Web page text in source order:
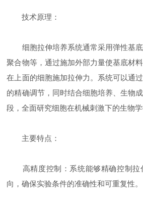
技术原理：
细胞拉伸培养系统通常采用弹性基底
聚合物等，通过施加外部力量使基底材
在上面的细胞施加拉伸力。系统可以通
的精确调节，同时结合细胞培养、生物
段，全面研究细胞在机械刺激下的生物学
主要特点：
高精度控制：系统能够精确控制拉
向，确保实验条件的准确性和可重复性。